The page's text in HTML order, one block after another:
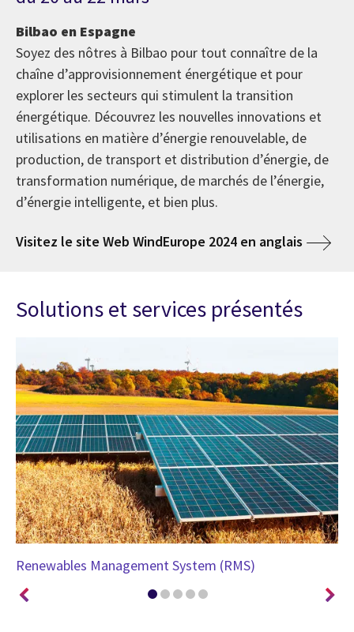
Bilbao en Espagne
Soyez des nôtres à Bilbao pour tout connaître de la
chaîne d’approvisionnement énergétique et pour
explorer les secteurs qui stimulent la transition
énergétique. Découvrez les nouvelles innovations et
utilisations en matière d’énergie renouvelable, de
production, de transport et distribution d’énergie, de
transformation numérique, de marchés de l’énergie,
d’énergie intelligente, et bien plus.
Visitez le site Web WindEurope 2024 en anglais
Solutions et services présentés
Renewables Management System (RMS)